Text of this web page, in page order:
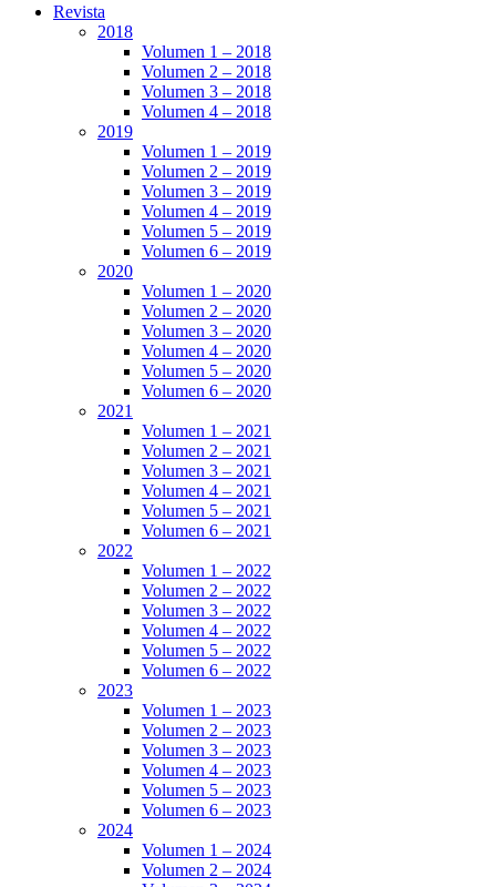
Revista
2018
Volumen 1 – 2018
Volumen 2 – 2018
Volumen 3 – 2018
Volumen 4 – 2018
2019
Volumen 1 – 2019
Volumen 2 – 2019
Volumen 3 – 2019
Volumen 4 – 2019
Volumen 5 – 2019
Volumen 6 – 2019
2020
Volumen 1 – 2020
Volumen 2 – 2020
Volumen 3 – 2020
Volumen 4 – 2020
Volumen 5 – 2020
Volumen 6 – 2020
2021
Volumen 1 – 2021
Volumen 2 – 2021
Volumen 3 – 2021
Volumen 4 – 2021
Volumen 5 – 2021
Volumen 6 – 2021
2022
Volumen 1 – 2022
Volumen 2 – 2022
Volumen 3 – 2022
Volumen 4 – 2022
Volumen 5 – 2022
Volumen 6 – 2022
2023
Volumen 1 – 2023
Volumen 2 – 2023
Volumen 3 – 2023
Volumen 4 – 2023
Volumen 5 – 2023
Volumen 6 – 2023
2024
Volumen 1 – 2024
Volumen 2 – 2024